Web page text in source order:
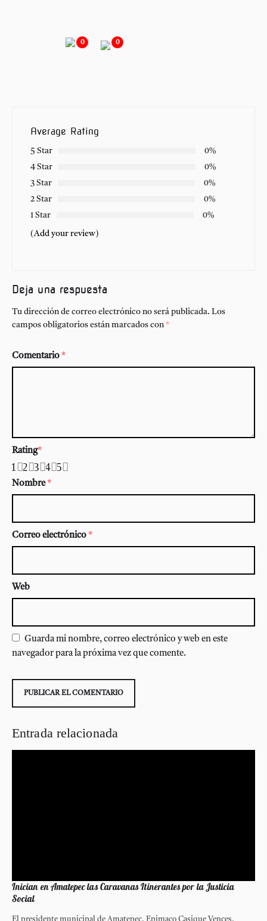
0 0
Average Rating
5 Star
0%
4 Star
0%
3 Star
0%
2 Star
0%
1 Star
0%
(Add your review)
Deja una respuesta
Tu dirección de correo electrónico no será publicada. Los
campos obligatorios están marcados con *
Comentario *
Rating*
5
4
3
2
1
Nombre *
Correo electrónico *
Web
Guarda mi nombre, correo electrónico y web en este
navegador para la próxima vez que comente.
Entrada relacionada
Inician en Amatepec las Caravanas Itinerantes por la Justicia
Social